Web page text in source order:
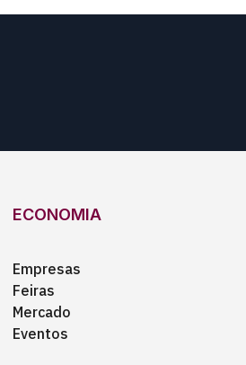
ECONOMIA
Empresas
Feiras
Mercado
Eventos